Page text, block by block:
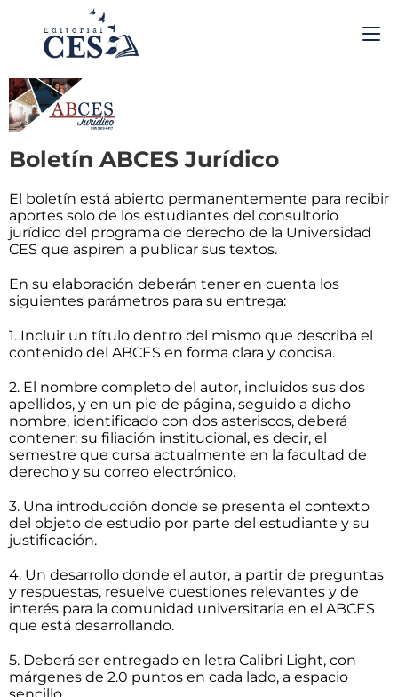
Boletín ABCES Jurídico
El boletín está abierto permanentemente para recibir
aportes solo de los estudiantes del consultorio
jurídico del programa de derecho de la Universidad
CES que aspiren a publicar sus textos.
En su elaboración deberán tener en cuenta los
siguientes parámetros para su entrega:
1. Incluir un título dentro del mismo que describa el
contenido del ABCES en forma clara y concisa.
2. El nombre completo del autor, incluidos sus dos
apellidos, y en un pie de página, seguido a dicho
nombre, identificado con dos asteriscos, deberá
contener: su filiación institucional, es decir, el
semestre que cursa actualmente en la facultad de
derecho y su correo electrónico.
3. Una introducción donde se presenta el contexto
del objeto de estudio por parte del estudiante y su
justificación.
4. Un desarrollo donde el autor, a partir de preguntas
y respuestas, resuelve cuestiones relevantes y de
interés para la comunidad universitaria en el ABCES
que está desarrollando.
5. Deberá ser entregado en letra Calibri Light, con
márgenes de 2.0 puntos en cada lado, a espacio